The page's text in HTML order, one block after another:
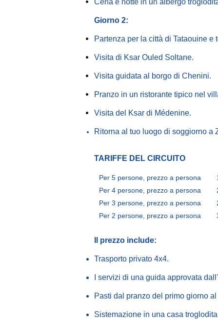
Cena e notte in un albergo
Giorno 2:
Partenza per la città di Tataouine e
Visita di Ksar Ouled Soltane.
Visita guidata al borgo di Chenini.
Pranzo in un ristorante tipico nel
Visita del Ksar di Médenine.
Ritorna al tuo luogo di soggiorno a
TARIFFE DEL CIRCUITO
Per 5 persone, prezzo a persona
Per 4 persone, prezzo a persona
Per 3 persone, prezzo a persona
Per 2 persone, prezzo a persona
Il prezzo include:
Trasporto privato 4x4.
I servizi di una guida approvata
Pasti dal pranzo del primo giorno
Sistemazione in una casa